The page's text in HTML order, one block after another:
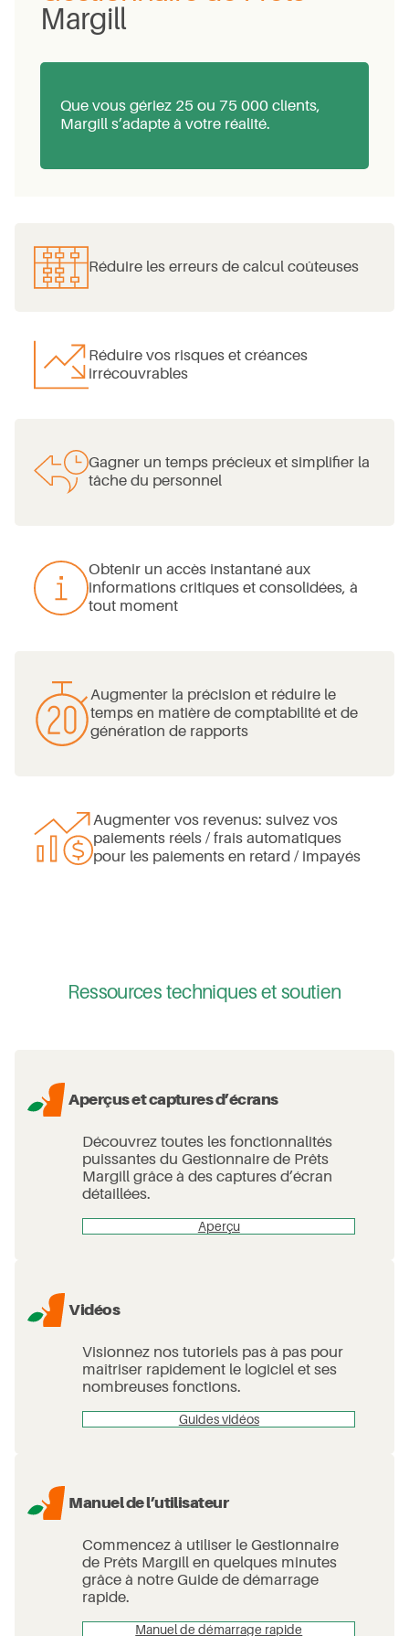
Margill
Que vous gériez 25 ou 75 000 clients,
Margill s’adapte à votre réalité.
Réduire les erreurs de calcul coûteuses
Réduire vos risques et créances
irrécouvrables
Gagner un temps précieux et simplifier la
tâche du personnel
Obtenir un accès instantané aux
informations critiques et consolidées, à
tout moment
Augmenter la précision et réduire le
temps en matière de comptabilité et de
génération de rapports
Augmenter vos revenus: suivez vos
paiements réels / frais automatiques
pour les paiements en retard / impayés
Ressources techniques et soutien
Aperçus et captures d’écrans
Découvrez toutes les fonctionnalités
puissantes du Gestionnaire de Prêts
Margill grâce à des captures d’écran
détaillées.
Aperçu
Vidéos
Visionnez nos tutoriels pas à pas pour
maîtriser rapidement le logiciel et ses
nombreuses fonctions.
Guides vidéos
Manuel de l’utilisateur
Commencez à utiliser le Gestionnaire
de Prêts Margill en quelques minutes
grâce à notre Guide de démarrage
rapide.
Manuel de démarrage rapide